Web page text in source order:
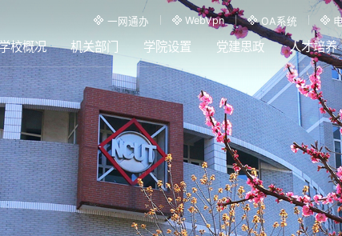
一网通办 WebVpn OA系统
校概况 机关部门 学院设置 党建思政 人才培养